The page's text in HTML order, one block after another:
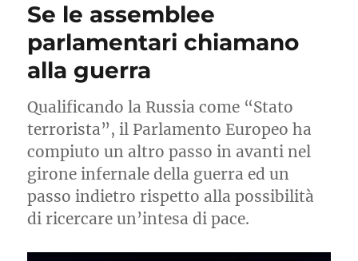
Se le assemblee
parlamentari chiamano
alla guerra
Qualificando la Russia come “Stato
terrorista”, il Parlamento Europeo ha
compiuto un altro passo in avanti nel
girone infernale della guerra ed un
passo indietro rispetto alla possibilità
di ricercare un’intesa di pace.